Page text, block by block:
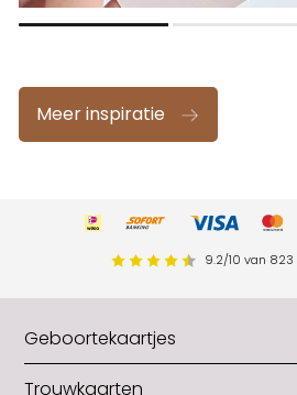
Meer inspiratie
9.2/10 van 823
Geboortekaartjes
Geboortekaartjes
Trouwkaarten